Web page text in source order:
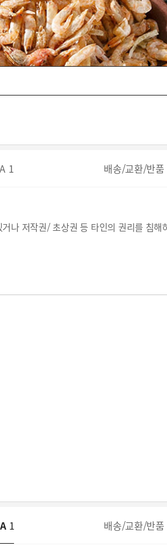
1 배송/교환/반품
나 저작권/ 초상권 등 타인의 권리를 침해
1 배송/교환/반품